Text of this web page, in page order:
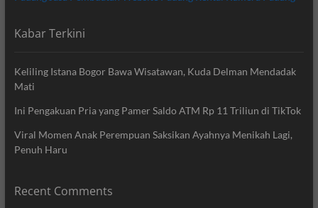
Kabar Terkini
Keliling Istana Bogor Bawa Wisatawan, Kuda Delman Mendadak
Mati
Ini Pengakuan Pria yang Pamer Saldo ATM Rp 11 Triliun di TikTok
Viral Momen Anak Perempuan Saksikan Ayahnya Menikah Lagi,
Penuh Haru
Recent Comments